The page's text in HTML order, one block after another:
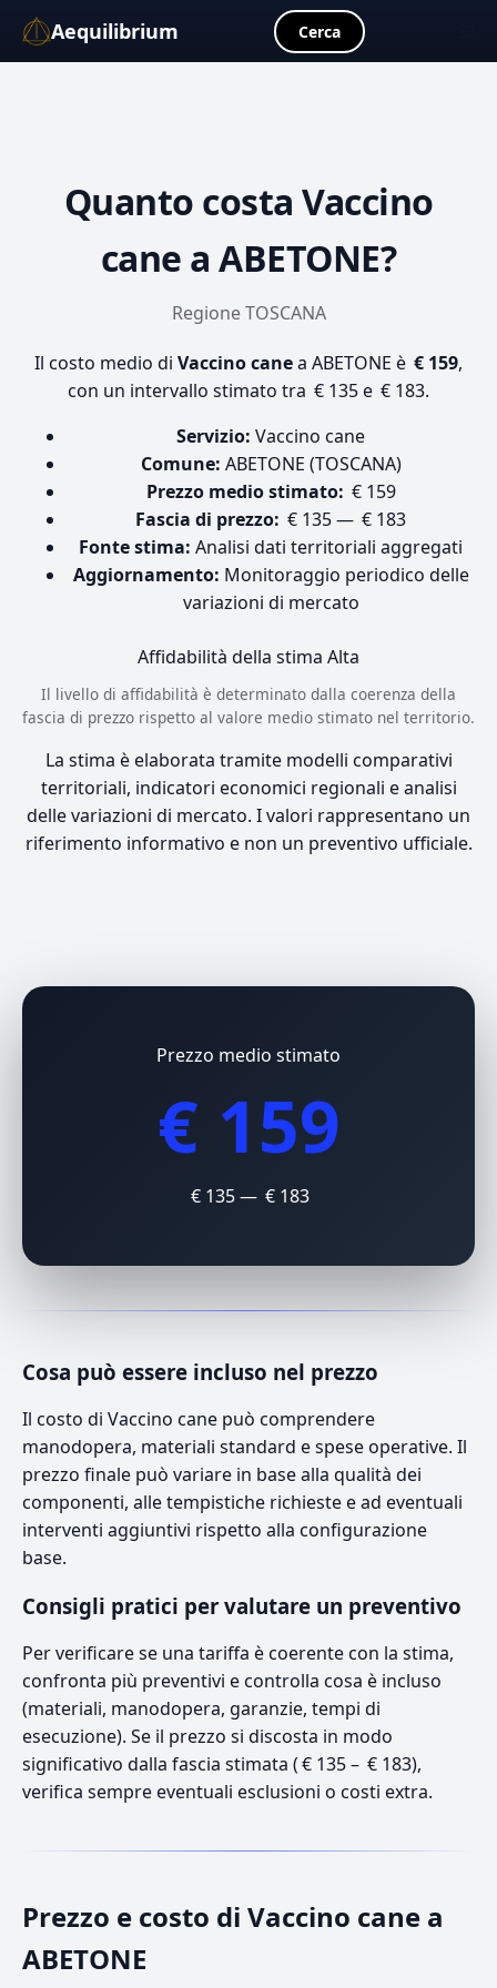
Aequilibrium Cerca
Quanto costa Vaccino
cane a ABETONE?
Regione TOSCANA
Il costo medio di Vaccino canea ABETONE è € 159,
con un intervallo stimato tra € 135 e € 183.
Servizio: Vaccino cane
Comune: ABETONE (TOSCANA)
Prezzo medio stimato: € 159
Fascia di prezzo: € 135 — € 183
Fonte stima: Analisi dati territoriali aggregati
Aggiornamento: Monitoraggio periodico delle
variazioni di mercato
Affidabilità della stima Alta
Il livello di affidabilità è determinato dalla coerenza della
fascia di prezzo rispetto al valore medio stimato nel territorio.
La stima è elaborata tramite modelli comparativi
territoriali, indicatori economici regionali e analisi
delle variazioni di mercato. I valori rappresentano un
riferimento informativo e non un preventivo ufficiale.
Prezzo medio stimato
€ 159
€ 135 — € 183
Cosa può essere incluso nel prezzo
Il costo di Vaccino cane può comprendere
manodopera, materiali standard e spese operative. Il
prezzo finale può variare in base alla qualità dei
componenti, alle tempistiche richieste e ad eventuali
interventi aggiuntivi rispetto alla configurazione
base.
Consigli pratici per valutare un preventivo
Per verificare se una tariffa è coerente con la stima,
confronta più preventivi e controlla cosa è incluso
(materiali, manodopera, garanzie, tempi di
esecuzione). Se il prezzo si discosta in modo
significativo dalla fascia stimata ( € 135 – € 183),
verifica sempre eventuali esclusioni o costi extra.
Prezzo e costo di Vaccino cane a
ABETONE